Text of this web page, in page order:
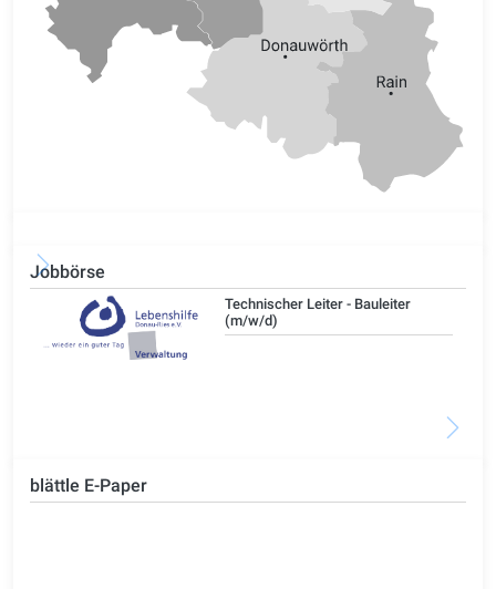
Jobbörse
Technischer Leiter - Bauleiter
(m/w/d)
blättle E-Paper